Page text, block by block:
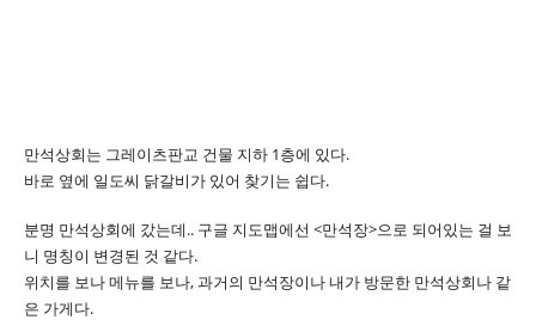
만석상회는 그레이츠판교 건물 지하 1층에 있다.
바로 옆에 일도씨 닭갈비가 있어 찾기는 쉽다.
분명 만석상회에 갔는데.. 구글 지도맵에선 <만석장>으로 되어있는 걸 보
니 명칭이 변경된 것 같다.
위치를 보나 메뉴를 보나, 과거의 만석장이나 내가 방문한 만석상회나 같
은 가게다.